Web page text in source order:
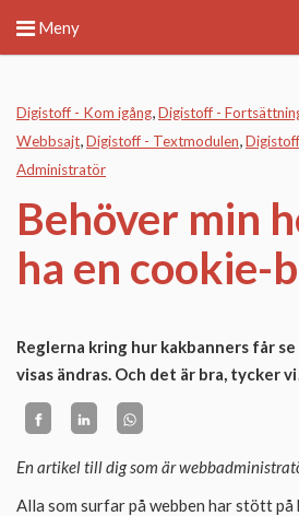
Meny
Digistoff - Kom igång Digistoff -
Webbsajt Digistoff - Textmodulen
Administratör
Behöver min
ha en cookie-
Reglerna kring hur kakbanners får
visas ändras. Och det är bra, tycker
En artikel till dig som är
Alla som surfar på webben har stött på